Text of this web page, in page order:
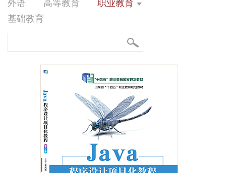
外语 高等教育
职业教育
基础教育